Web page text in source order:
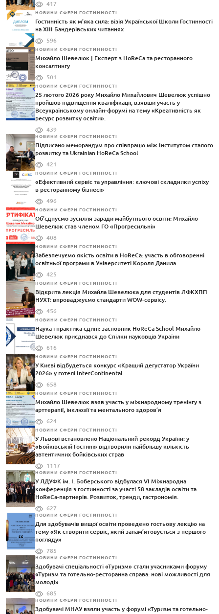
417
НОВИНИ СФЕРИ ГОСТИННОСТІ
Гостинність як м’яка сила: візія Української Школи Гостинності
на XIII Бандерівських читаннях
596
НОВИНИ СФЕРИ ГОСТИННОСТІ
Михайло Шевелюк | Експерт з HoReCa та ресторанного
консалтингу
501
НОВИНИ СФЕРИ ГОСТИННОСТІ
25 лютого 2026 року Михайло Михайлович Шевелюк успішно
пройшов підвищення кваліфікації, взявши участь у
Всеукраїнському онлайн-форумі на тему «Креативність як
ресурс розвитку освіти».
439
НОВИНИ СФЕРИ ГОСТИННОСТІ
Підписано меморандум про співпрацю між Інститутом сталого
розвитку та Ukrainian HoReCa School
421
НОВИНИ СФЕРИ ГОСТИННОСТІ
«Ефективний сервіс та управління: ключові складники успіху
в ресторанному бізнесі»
496
НОВИНИ СФЕРИ ГОСТИННОСТІ
Об'єднуємо зусилля заради майбутнього освіти: Михайло
Шевелюк став членом ГО «Прогресильні»
408
НОВИНИ СФЕРИ ГОСТИННОСТІ
Забезпечуємо якість освіти в HoReCa: участь в обговоренні
освітньої програми в Університеті Короля Данила
425
НОВИНИ СФЕРИ ГОСТИННОСТІ
Відкрита лекція Михайла Шевелюка для студентів ЛФКХПП
НУХТ: впроваджуємо стандарти WOW-сервісу.
456
НОВИНИ СФЕРИ ГОСТИННОСТІ
Наука і практика єдині: засновник HoReCa School Михайло
Шевелюк приєднався до Спілки науковців України
616
НОВИНИ СФЕРИ ГОСТИННОСТІ
У Києві відбудеться конкурс «Кращий дегустатор України
2026» у готелі InterContinental
658
НОВИНИ СФЕРИ ГОСТИННОСТІ
Михайло Шевелюк взяв участь у міжнародному тренінгу з
арттерапії, інклюзії та ментального здоров’я
624
НОВИНИ СФЕРИ ГОСТИННОСТІ
У Львові встановлено Національний рекорд України: у
«Бойківській Гостині» відтворили найбільшу кількість
автентичних бойківських страв
1117
НОВИНИ СФЕРИ ГОСТИННОСТІ
У ЛДУФК ім. І. Боберського відбулася VI Міжнародна
конференція з гостинності за участі 58 закладів освіти та
HoReCa-партнерів. Розвиток, тренди, гастрономія.
627
НОВИНИ СФЕРИ ГОСТИННОСТІ
Для здобувачів вищої освіти проведено гостьову лекцію на
тему «Як створити сервіс, який запам’ятовується з першого
погляду»
785
НОВИНИ СФЕРИ ГОСТИННОСТІ
Здобувачі спеціальності «Туризм» стали учасниками форуму
«Туризм та готельно-ресторанна справа: нові можливості для
молоді»
685
НОВИНИ СФЕРИ ГОСТИННОСТІ
Здобувачі МНАУ взяли участь у форумі «Туризм та готельно-